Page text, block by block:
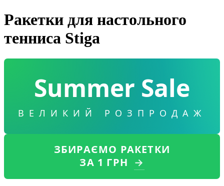
Ракетки для настольного
тенниса Stiga
Summer Sale
ВЕЛИКИЙ РОЗПРОДАЖ
ЗБИРАЄМО РАКЕТКИ
ЗА 1 ГРН →